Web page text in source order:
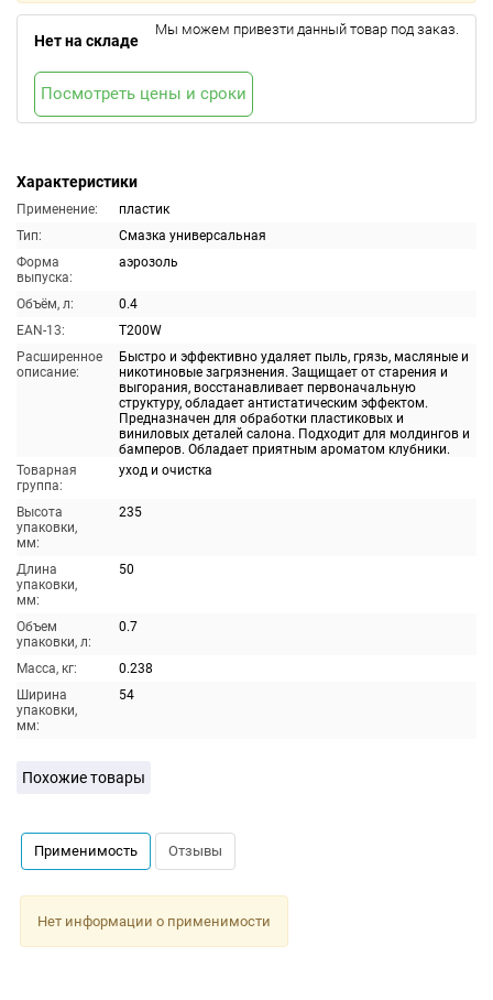
Характеристики
Применение:
пластик
Тип:
Смазка универсальная
Форма
выпуска:
аэрозоль
Объём, л:
0.4
EAN-13:
T200W
Расширенное
описание:
Быстро и эффективно удаляет пыль, грязь, масляные и
никотиновые загрязнения. Защищает от старения и
выгорания, восстанавливает первоначальную
структуру, обладает антистатическим эффектом.
Предназначен для обработки пластиковых и
виниловых деталей салона. Подходит для молдингов и
бамперов. Обладает приятным ароматом клубники.
Товарная
группа:
уход и очистка
Высота
упаковки,
мм:
235
Длина
упаковки,
мм:
50
Объем
упаковки, л:
0.7
Масса, кг:
0.238
Ширина
упаковки,
мм:
54
Нет на складе
Мы можем привезти данный товар под заказ.
Посмотреть цены и сроки
Похожие товары
Применимость Отзывы
Нет информации о применимости